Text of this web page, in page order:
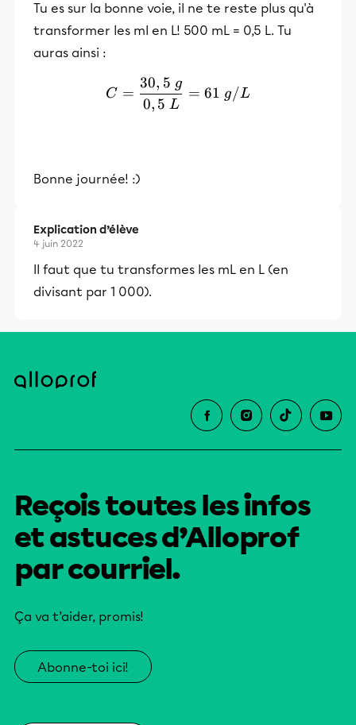
Tu es sur la bonne voie, il ne te reste plus qu'à
transformer les ml en L! 500 mL = 0,5 L. Tu
auras ainsi :
C=\frac{30,5 ~g}{0,5~L}
C =
0, 5 L
30, 5 g
= 61 g/L
Bonne journée! :)
Explication d’élève
4 juin 2022
Il faut que tu transformes les mL en L (en
divisant par 1 000).
Reçois toutes les infos
et astuces d’Alloprof
par courriel.
Ça va t’aider, promis!
Abonne-toi ici!